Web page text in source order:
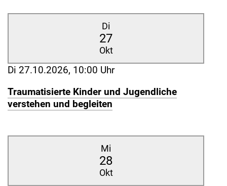
Di
27
Okt
Di 27.10.2026, 10:00 Uhr
Traumatisierte Kinder und Jugendliche
verstehen und begleiten
Mi
28
Okt